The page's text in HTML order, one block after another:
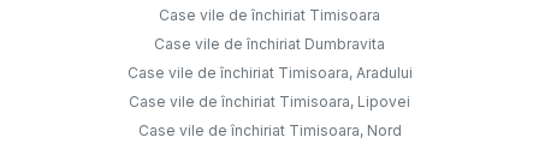
Case vile de închiriat Timisoara
Case vile de închiriat Dumbravita
Case vile de închiriat Timisoara, Aradului
Case vile de închiriat Timisoara, Lipovei
Case vile de închiriat Timisoara, Nord